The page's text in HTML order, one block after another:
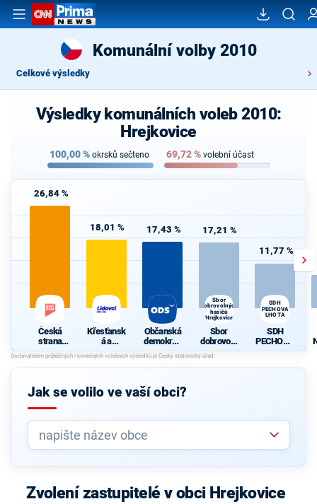
Komunální volby 2010
Celkové výsledky
Výsledky komunálních voleb 2010:
Hrejkovice
100,00% okrsků sečteno 69,72% volební účast
26,84 %
Česká
strana
sociálně
demokrati
cká
18,01 %
Křesťansk
á a
demokrati
cká unie -
Českoslov
strana
17,43 %
Občanská
demokrati
cká strana
17,21 %
Sbor
dobrovolných
hasičů
Hrejkovice
Sbor
dobrovoln
ých hasičů
Hrejkovice
11,77 %
SDH
PECHOVA
LHOTA
SDH
PECHOVA
LHOTA
Jak se volilo ve vaší obci?
Zvolení zastupitelé v obci Hrejkovice